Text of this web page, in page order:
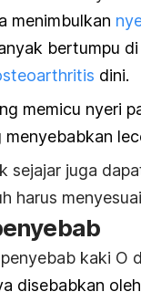
menimbulkan
bertumpu
dini.
memicu nyeri
sejajar juga
harus
kaki O
disebabkan oleh